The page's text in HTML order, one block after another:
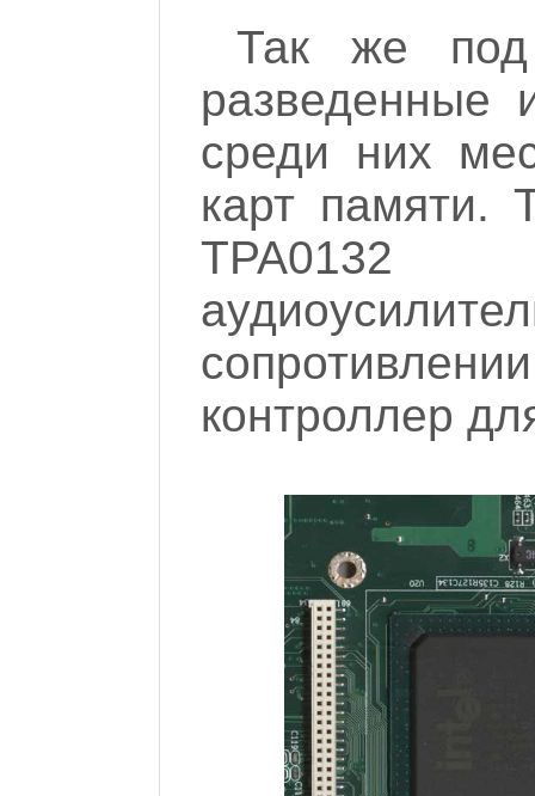
Так же под
разведенные
среди них
карт памяти.
TPA0132
контроллер